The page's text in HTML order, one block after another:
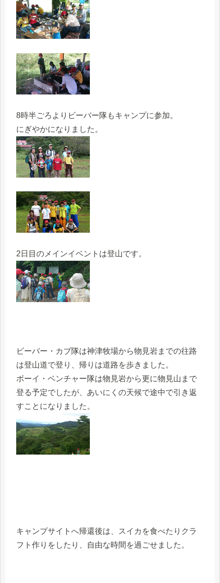
8時半ごろよりビーバー隊もキャンプに参加。
にぎやかになりました。
2日目のメインイベントは登山です。
ビーバー・カブ隊は神津牧場から物見岩までの往路
は登山道で登り、帰りは道路を歩きました。
ボーイ・ベンチャー隊は物見岩から更に物見山まで
登る予定でしたが、あいにくの天候で途中で引き返
すことになりました。
キャンプサイトへ帰還後は、スイカを食べたりクラ
フト作りをしたり、自由な時間を過ごせました。